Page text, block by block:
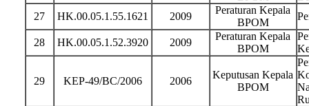
27
HK.00.05.1.55.1621 2009
Peraturan Kepala
BPOM
28 HK.00.05.1.52.3920 2009
Peraturan Kepala
BPOM
29 KEP-49/BC/2006 2006
Keputusan Kepala
BPOM